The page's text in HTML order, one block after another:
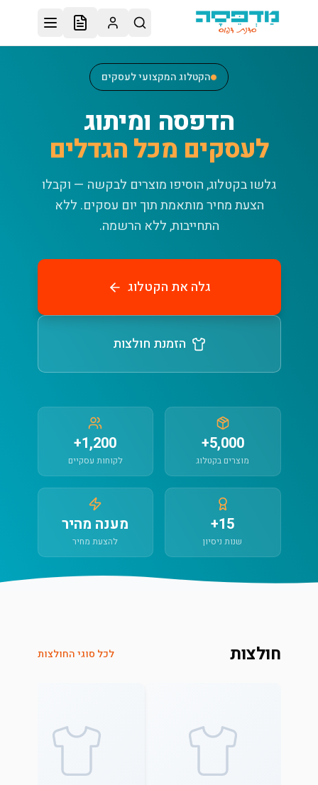
דלג לתוכן הראשי
הקטלוג המקצועי לעסקים
הדפסה ומיתוג
לעסקים מכל הגדלים
גלשו בקטלוג, הוסיפו מוצרים לבקשה — וקבלו
הצעת מחיר מותאמת תוך יום עסקים. ללא
התחייבות, ללא הרשמה.
גלה את הקטלוג
הזמנת חולצות
5,000+
מוצרים בקטלוג
1,200+
לקוחות עסקיים
15+
שנות ניסיון
מענה מהיר
להצעת מחיר
חולצות לכל סוגי החולצות